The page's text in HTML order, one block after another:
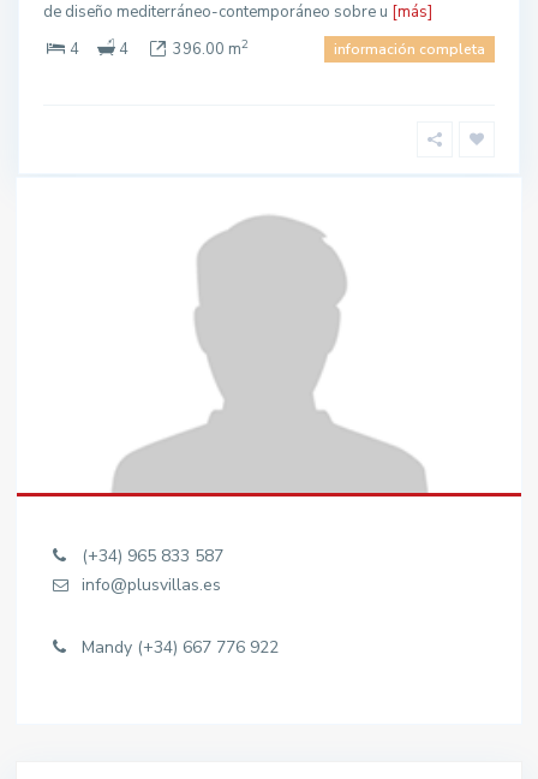
de diseño mediterráneo-contemporáneo sobre u [más]
4
4 396.00 m2 información completa
(+34) 965 833 587
info@plusvillas.es
Mandy (+34) 667 776 922